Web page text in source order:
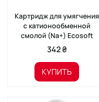
Картридж для умягчения
с катионообменной
смолой (Na+) Ecosoft
342 ₴
КУПИТЬ